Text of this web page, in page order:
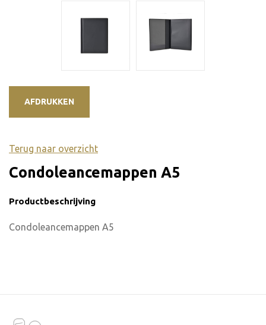
AFDRUKKEN
Terug naar overzicht
Condoleancemappen A5
Productbeschrijving
Condoleancemappen A5